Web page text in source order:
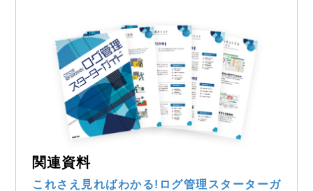
関連資料
これさえ見ればわかる!ログ管理スターターガ